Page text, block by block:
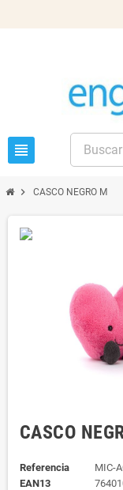
view_headline
chevron_right CASCO NEGRO M
CASCO
Referencia
MIC-
EAN13